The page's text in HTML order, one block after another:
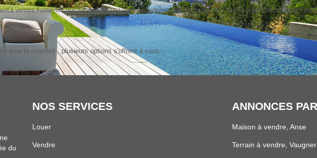
à vendre Fontaines Sur Saone. Trouvez votre Appartement sur Fontaines Sur Saone grâce aux annonces
pour le moment , plusieurs options s'offrent à vous :
du
NOS SERVICES
Louer
Vendre
ANNONCES
Maison à vendre, Anse
Terrain à vendre,